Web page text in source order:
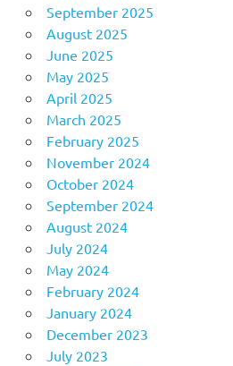
September 2025
August 2025
June 2025
May 2025
April 2025
March 2025
February 2025
November 2024
October 2024
September 2024
August 2024
July 2024
May 2024
February 2024
January 2024
December 2023
July 2023